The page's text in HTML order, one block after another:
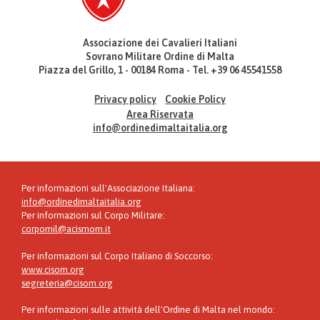
Associazione dei Cavalieri Italiani
Sovrano Militare Ordine di Malta
Piazza del Grillo, 1 - 00184 Roma - Tel. +39 06 45541558
Privacy policy
Cookie Policy
Area Riservata
info@ordinedimaltaitalia.org
Per informazioni sull'Associazione Italiana:
info@ordinedimaltaitalia.org
Per informazioni sul Corpo Militare:
corpomil@acismom.it
Per informazioni sul Corpo Italiano di Soccorso:
www.cisom.org
segreteria@cisom.org
Per informazioni sulle attività dell'Ordine di Malta nel mondo: